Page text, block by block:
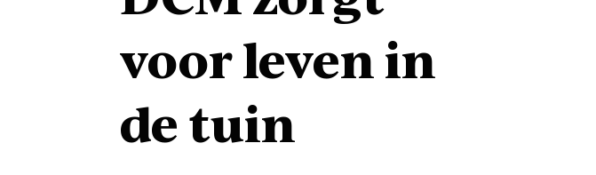
voor leven in
de tuin